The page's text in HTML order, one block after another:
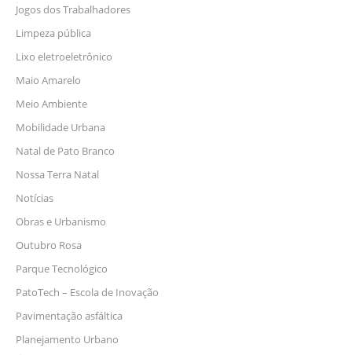
Jogos dos Trabalhadores
Limpeza pública
Lixo eletroeletrônico
Maio Amarelo
Meio Ambiente
Mobilidade Urbana
Natal de Pato Branco
Nossa Terra Natal
Notícias
Obras e Urbanismo
Outubro Rosa
Parque Tecnológico
PatoTech – Escola de Inovação
Pavimentação asfáltica
Planejamento Urbano